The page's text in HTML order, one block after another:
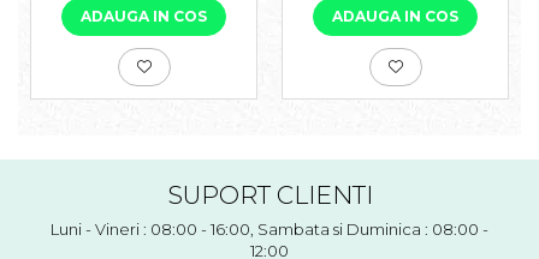
ADAUGA IN COS ADAUGA IN COS
SUPORT CLIENTI
Luni - Vineri : 08:00 - 16:00, Sambata si Duminica : 08:00 -
12:00